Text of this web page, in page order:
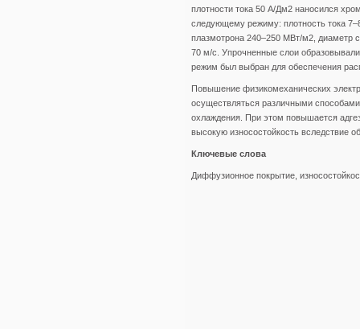
плотности тока 50 А/Дм2 наносился
следующему режиму: плотность тока
плазмотрона 240–250 МВт/м2, диаметр
70 м/с. Упрочненные слои
режим был выбран для обеспечения
Повышение физикомеханических
осуществляться различными
охлаждения. При этом повышается
высокую износостойкость вследствие
Ключевые слова
Диффузионное покрытие,